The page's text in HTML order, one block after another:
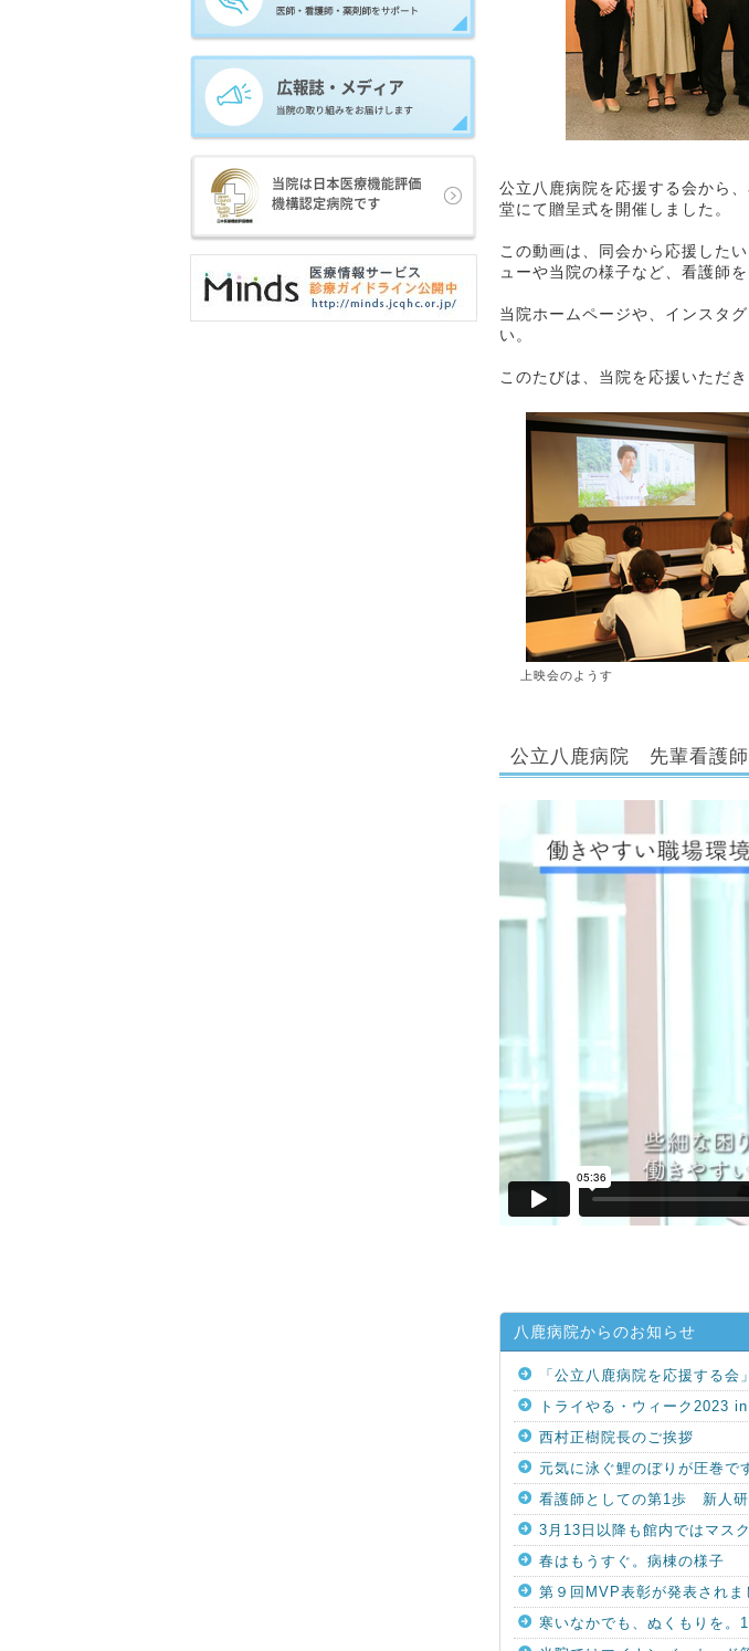
公立八鹿病院を応援する会から
堂にて贈呈式を開催しました。
この動画は、同会から応援した
ューや当院の様子など、看護師
当院ホームページや、インスタ
い。
このたびは、当院を応援いただ
上映会のようす
公立八鹿病院 先輩看護
八鹿病院からのお知らせ
「公立八鹿病院を応援する
トライやる・ウィーク2023
西村正樹院長のご挨拶
元気に泳ぐ鯉のぼりが圧巻で
看護師としての第1歩 新人研
3月13日以降も館内ではマス
春はもうすぐ。病棟の様子
第９回MVP表彰が発表されま
寒いなかでも、ぬくもりを。